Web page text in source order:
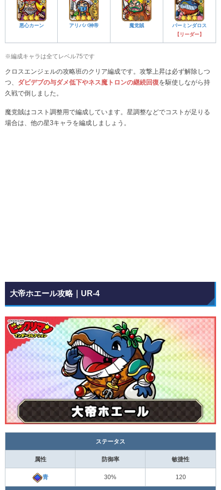
悪心カーン アリババ神帝 魔党賊
パーミンダロス
【リーダー】
※編成キャラは全てレベル75です
クロスエンジェルの攻略班のクリア編成です。攻撃上昇は必ず解除しつ
つ、 ダビデブの与ダメ低下やネス魔トロンの継続回復を駆使しながら持
久戦で倒しました。
魔党賊はコスト調整用で編成しています。星調整などでコストが足りる
場合は、他の星3キャラを編成しましょう。
大帝ホエール攻略｜UR-4
ステータス
属性 防御率 敏捷性
青 30% 120